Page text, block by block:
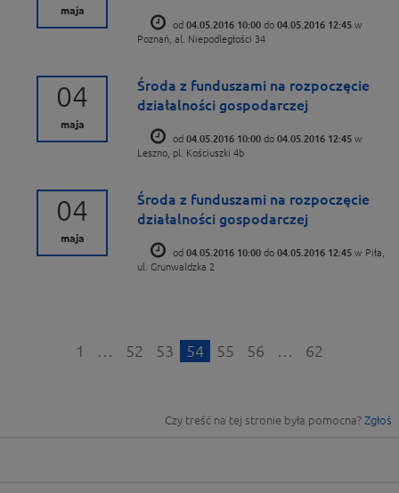
maja
od 04.05.2016 10:00 do 04.05.2016 12:45 w
Poznań, al. Niepodległości 34
04
maja
Środa z funduszami na rozpoczęcie
działalności gospodarczej
od 04.05.2016 10:00 do 04.05.2016 12:45 w
Leszno, pl. Kościuszki 4b
04
maja
Środa z funduszami na rozpoczęcie
działalności gospodarczej
od 04.05.2016 10:00 do 04.05.2016 12:45 w Piła,
ul. Grunwaldzka 2
1 … 52 53 54 55 56 … 62
Czy treść na tej stronie była pomocna? Zgłoś